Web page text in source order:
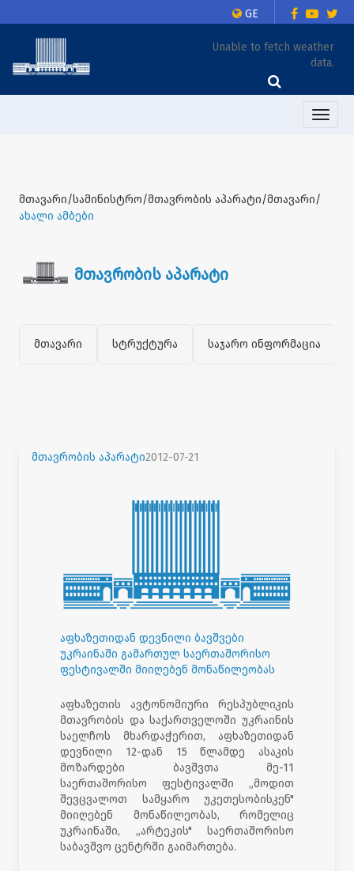
GE
Unable to fetch weather
data.
Toggle
მთავარი/სამინისტრო/მთავრობის აპარატი/მთავარი/
ახალი ამბები
მთავრობის აპარატი
მთავარი სტრუქტურა საჯარო ინფორმაცია
მთავრობის აპარატი2012-07-21
აფხაზეთიდან დევნილი ბავშვები
უკრაინაში გამართულ საერთაშორისო
ფესტივალში მიიღებენ მონაწილეობას
აფხაზეთის ავტონომიური რესპუბლიკის
მთავრობის და საქართველოში უკრაინის
საელჩოს მხარდაჭერით, აფხაზეთიდან
დევნილი 12-დან 15 წლამდე ასაკის
მოზარდები ბავშვთა მე-11
საერთაშორისო ფესტივალში „მოდით
შევცვალოთ სამყარო უკეთესობისკენ"
მიიღებენ მონაწილეობას, რომელიც
უკრაინაში, „არტეკის" საერთაშორისო
საბავშვო ცენტრში გაიმართება.